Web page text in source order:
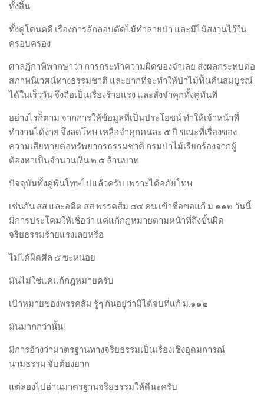
ทั้งสิ้น
ทั้งคู่โดนคดี เรื่องการลักลอบตัดไม้ทำลายป่า และมีไม้สงวนไว้ใน
ครอบครอง
ศาลฎีกาพิพากษาว่า การกระทำความผิดของจำเลย ส่งผลกระทบต่อ
สภาพนิเวศน์ทางธรรมชาติ และยากที่จะทำให้ป่าไม้ฟื้นคืนสมบูรณ์
ได้ในเร็ววัน จึงถือเป็นเรื่องร้ายแรง และสั่งจำคุกทั้งคู่ทันที
อย่างไรก็ตาม จากการให้ข้อมูลที่เป็นประโยชน์ ทำให้เจ้าหน้าที่
ทำงานได้ง่าย จึงลดโทษ เหลือจำคุกคนละ ๕ ปี ขณะที่เรื่องของ
ความเสียหายต่อทรัพยากรธรรมชาติ กรมป่าไม้เรียกร้องจากผู้
ต้องหาเป็นจำนวนเงิน ๒.๕ ล้านบาท
ปัจจุบันทั้งคู่พ้นโทษไปแล้วครับ เพราะได้อภัยโทษ
เช่นกัน สส.และอดีต สส.พรรคส้ม ๔๔ คน เข้าชื่อขอแก้ ม.๑๑๒ วันนี้
มีการประโคมให้เชื่อว่า แค่แก้กฎหมายตามหน้าที่ถึงขั้นผิด
จริยธรรมร้ายแรงเลยหรือ
ไม่ได้ผิดศีล ๕ ซะหน่อย
มันไม่ใช่แค่แก้กฎหมายครับ
เป้าหมายของพรรคส้ม รู้ๆ กันอยู่ว่ามิได้จบที่แก้ ม.๑๑๒
มันมากกว่านั้น!
มีการอ้างว่ามาตรฐานทางจริยธรรมเป็นเรื่องเชิงอุดมการณ์
นามธรรม จับต้องยาก
แต่ลองไปอ่านมาตรฐานจริยธรรมให้ดีนะครับ